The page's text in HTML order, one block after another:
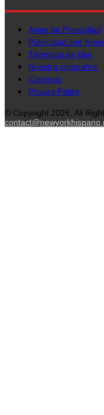
Aviso de Privacidad
Publicidad con
Términos de Uso
Nuestra compañía
Carreras
Privacy Policy
© Copyright 2026, All